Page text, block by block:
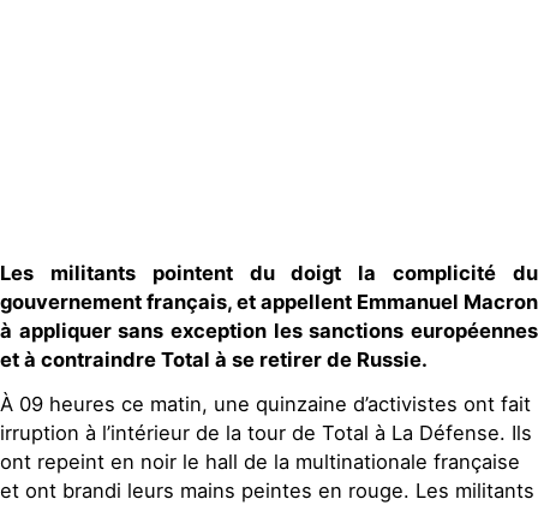
Les militants pointent du doigt la complicité du
gouvernement français, et appellent Emmanuel Macron
à appliquer sans exception les sanctions européennes
et à contraindre Total à se retirer de Russie.
À 09 heures ce matin, une quinzaine d’activistes ont fait
irruption à l’intérieur de la tour de Total à La Défense. Ils
ont repeint en noir le hall de la multinationale française
et ont brandi leurs mains peintes en rouge. Les militants